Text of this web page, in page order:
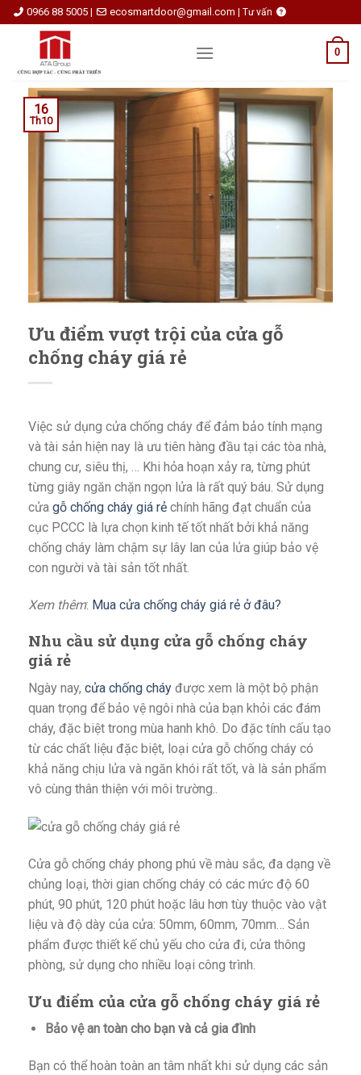
Skip
to
0966 88 5005 | ecosmartdoor@gmail.com | Tư vấn
0
Ưu điểm vượt trội của cửa gỗ
chống cháy giá rẻ
16
Th10
Việc sử dụng cửa chống cháy để đảm bảo tính mạng
và tài sản hiện nay là ưu tiên hàng đầu tại các tòa nhà,
chung cư, siêu thị, … Khi hỏa hoạn xảy ra, từng phút
từng giây ngăn chặn ngọn lửa là rất quý báu. Sử dụng
cửa gỗ chống cháy giá rẻ chính hãng đạt chuẩn của
cục PCCC là lựa chọn kinh tế tốt nhất bởi khả năng
chống cháy làm chậm sự lây lan của lửa giúp bảo vệ
con người và tài sản tốt nhất.
Xem thêm: Mua cửa chống cháy giá rẻ ở đâu?
Nhu cầu sử dụng cửa gỗ chống cháy
giá rẻ
Ngày nay, cửa chống cháy được xem là một bộ phận
quan trọng để bảo vệ ngôi nhà của bạn khỏi các đám
cháy, đặc biệt trong mùa hanh khô. Do đặc tính cấu tạo
từ các chất liệu đặc biệt, loại cửa gỗ chống cháy có
khả năng chịu lửa và ngăn khói rất tốt, và là sản phẩm
vô cùng thân thiện với môi trường..
Cửa gỗ chống cháy phong phú về màu sắc, đa dạng về
chủng loại, thời gian chống cháy có các mức độ 60
phút, 90 phút, 120 phút hoặc lâu hơn tùy thuộc vào vật
liệu và độ dày của cửa: 50mm, 60mm, 70mm… Sản
phẩm được thiết kế chủ yếu cho cửa đi, cửa thông
phòng, sử dụng cho nhiều loại công trình.
Ưu điểm của cửa gỗ chống cháy giá rẻ
Bảo vệ an toàn cho bạn và cả gia đình
Bạn có thể hoàn toàn an tâm nhất khi sử dụng các sản